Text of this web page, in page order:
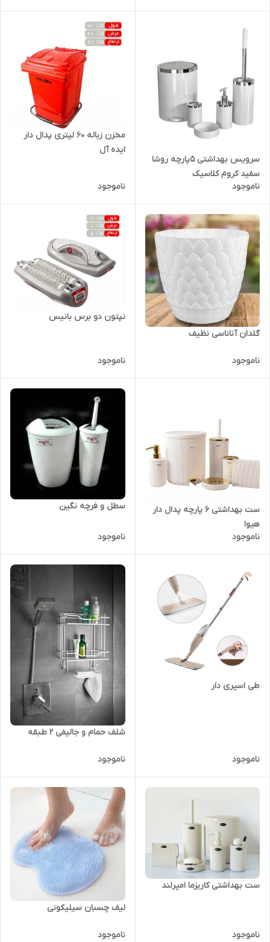
سرویس بهداشتی 5پارچه روشا
سفید کروم کلاسیک
ناموجود
مخزن زباله 60 لیتری پدال دار
ایده آل
ناموجود
گلدان آناناسی نظیف
ناموجود
نپتون دو برس بانیس
ناموجود
ست بهداشتی 6 پارچه پدال دار
هیوا
ناموجود
سطل و فرچه نگین
ناموجود
طی اسپری دار
ناموجود
شلف حمام و جالیفی 2 طبقه
ناموجود
ست بهداشتی کاریزما امپرلند
ناموجود
لیف چسبان سیلیکونی
ناموجود